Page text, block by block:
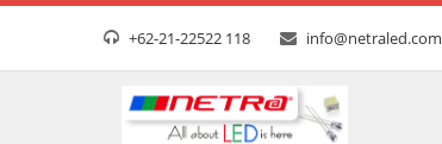
+62-21-22522 118 info@netraled.com